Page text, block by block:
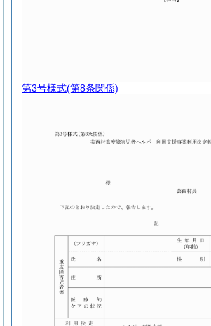
第3号様式(第8条関係)